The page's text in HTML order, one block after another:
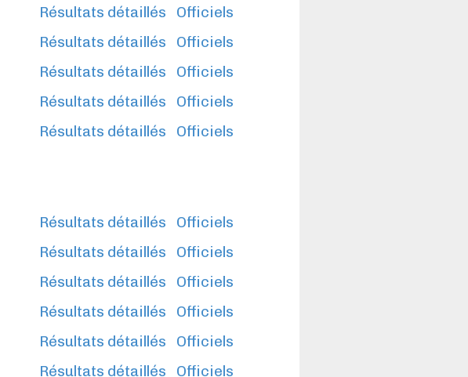
Résultats détaillés
Officiels
Résultats détaillés
Officiels
Résultats détaillés
Officiels
Résultats détaillés
Officiels
Résultats détaillés Officiels
Résultats détaillés
Officiels
Résultats détaillés
Officiels
Résultats détaillés
Officiels
Résultats détaillés
Officiels
Résultats détaillés
Officiels
Résultats détaillés Officiels